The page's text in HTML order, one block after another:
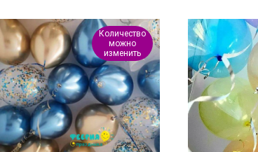
Количество
можно
изменить